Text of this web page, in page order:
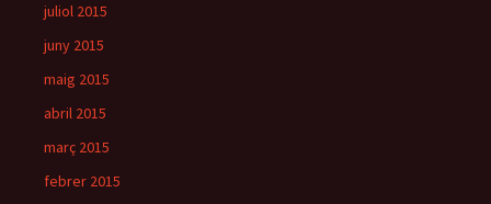
juliol 2015
juny 2015
maig 2015
abril 2015
març 2015
febrer 2015